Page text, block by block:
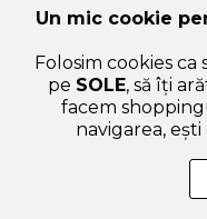
OF JOSEON Propolis +
formulat cu propolis
Un mic cookie
Folosim cookies
pe SOLE, să îți
facem
navigarea,